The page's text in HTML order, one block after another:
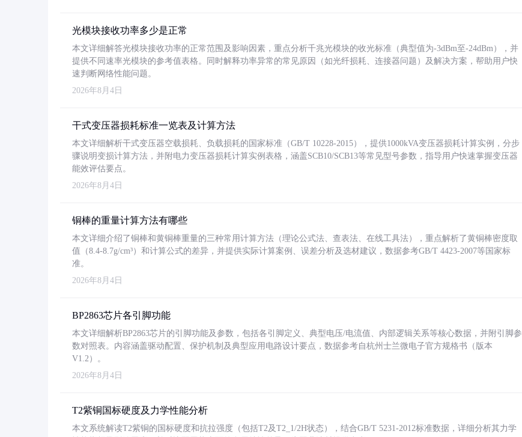
光模块接收功率多少是正常
本文详细解答光模块接收功率的正常范围及影响因素，重点分析千兆光模块的收光标准（典型值为-3dBm至-24dBm），并
提供不同速率光模块的参考值表格。同时解释功率异常的常见原因（如光纤损耗、连接器问题）及解决方案，帮助用户快
速判断网络性能问题。
2026年8月4日
干式变压器损耗标准一览表及计算方法
本文详细解析干式变压器空载损耗、负载损耗的国家标准（GB/T 10228-2015），提供1000kVA变压器损耗计算实例，分步
骤说明变损计算方法，并附电力变压器损耗计算实例表格，涵盖SCB10/SCB13等常见型号参数，指导用户快速掌握变压器
能效评估要点。
2026年8月4日
铜棒的重量计算方法有哪些
本文详细介绍了铜棒和黄铜棒重量的三种常用计算方法（理论公式法、查表法、在线工具法），重点解析了黄铜棒密度取
值（8.4-8.7g/cm³）和计算公式的差异，并提供实际计算案例、误差分析及选材建议，数据参考GB/T 4423-2007等国家标
准。
2026年8月4日
BP2863芯片各引脚功能
本文详细解析BP2863芯片的引脚功能及参数，包括各引脚定义、典型电压/电流值、内部逻辑关系等核心数据，并附引脚参
数对照表。内容涵盖驱动配置、保护机制及典型应用电路设计要点，数据参考自杭州士兰微电子官方规格书（版本
V1.2）。
2026年8月4日
T2紫铜国标硬度及力学性能分析
本文系统解读T2紫铜的国标硬度和抗拉强度（包括T2及T2_1/2H状态），结合GB/T 5231-2012标准数据，详细分析其力学